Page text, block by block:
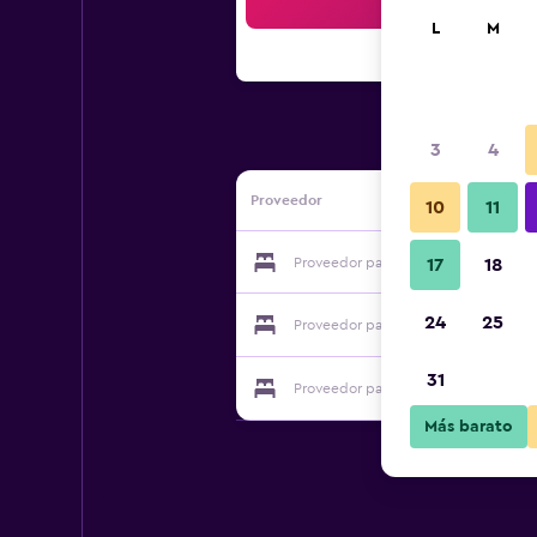
Proveedor
Proveedor para Pantelidis Hotel &
Proveedor para Pantelidis Hotel &
Proveedor para Pantelidis Hotel & Spa
L M
3 4
10 11
17 18
24 25
31
Más barato